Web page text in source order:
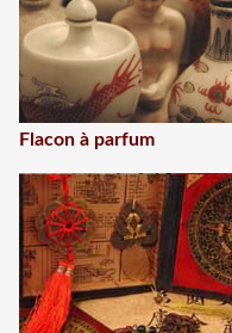
Flacon à parfum